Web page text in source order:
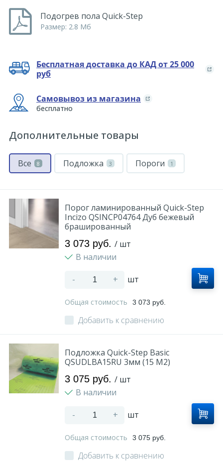
Подогрев пола Quick-Step
Размер: 2.8 Мб
Бесплатная доставка до КАД от 25 000
руб
Самовывоз из магазина
бесплатно
Дополнительные товары
Все 8 Подложка 3 Пороги 1
Порог ламинированный Quick-Step
Incizo QSINCP04764 Дуб бежевый
брашированный
3 073 руб. / шт
В наличии
- + шт
Общая стоимость 3 073 руб.
Добавить к сравнению
Подложка Quick-Step Basic
QSUDLBA15RU 3мм (15 M2)
3 075 руб. / шт
В наличии
- + шт
Общая стоимость 3 075 руб.
Добавить к сравнению